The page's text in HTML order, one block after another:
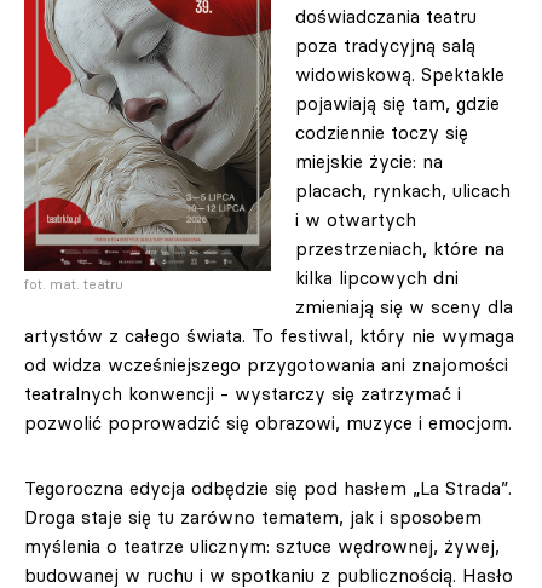
fot. mat. teatru
doświadczania teatru
poza tradycyjną salą
widowiskową. Spektakle
pojawiają się tam, gdzie
codziennie toczy się
miejskie życie: na
placach, rynkach, ulicach
i w otwartych
przestrzeniach, które na
kilka lipcowych dni
zmieniają się w sceny dla
artystów z całego świata. To festiwal, który nie wymaga
od widza wcześniejszego przygotowania ani znajomości
teatralnych konwencji - wystarczy się zatrzymać i
pozwolić poprowadzić się obrazowi, muzyce i emocjom.
Tegoroczna edycja odbędzie się pod hasłem „La Strada”.
Droga staje się tu zarówno tematem, jak i sposobem
myślenia o teatrze ulicznym: sztuce wędrownej, żywej,
budowanej w ruchu i w spotkaniu z publicznością. Hasło